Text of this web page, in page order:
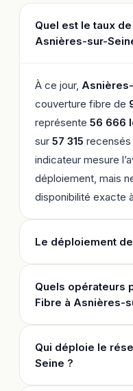
Quel est le taux
Asnières-sur-
À ce jour,
couverture fibre de
représente 56 666
sur 57 315 recensés
indicateur mesure
déploiement, mais
disponibilité exacte
Le déploiement
Quels opérateurs
Fibre à Asnières-
Qui déploie le
Seine ?